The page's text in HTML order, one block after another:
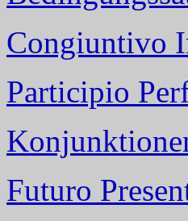
Congiuntivo
Participio
Futuro